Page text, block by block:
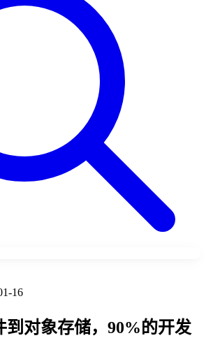
16
到对象存储，90%的开发